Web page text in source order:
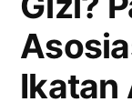
Ikatan